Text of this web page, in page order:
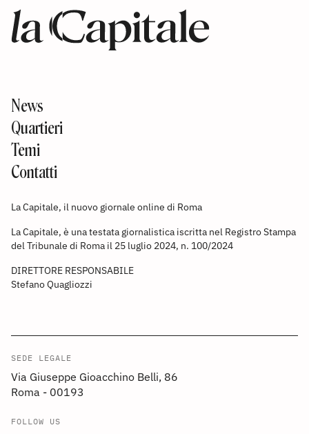
News
Quartieri
Temi
Contatti
La Capitale, il nuovo giornale online di Roma
La Capitale, è una testata giornalistica iscritta nel Registro Stampa
del Tribunale di Roma il 25 luglio 2024, n. 100/2024
DIRETTORE RESPONSABILE
Stefano Quagliozzi
SEDE LEGALE
Via Giuseppe Gioacchino Belli, 86
Roma - 00193
FOLLOW US